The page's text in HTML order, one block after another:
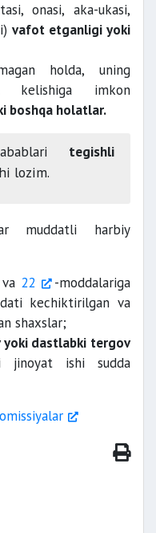
onasi, aka-ukasi,
vafot etganligi yoki
holda, uning
kelishiga imkon
boshqa holatlar.
tegishli
lozim.
muddatli harbiy
va22
-moddalariga
kechiktirilgan va
shaxslar;
yoki dastlabki tergov
jinoyat ishi sudda